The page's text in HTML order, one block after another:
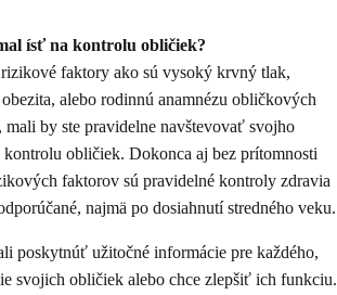
ísť na kontrolu obličiek?
faktory ako sú vysoký krvný tlak,
obezita, alebo rodinnú anamnézu obličkových
mali by ste pravidelne navštevovať svojho
kontrolu obličiek. Dokonca aj bez prítomnosti
faktorov sú pravidelné kontroly zdravia
najmä po dosiahnutí stredného veku.
poskytnúť užitočné informácie pre každého,
svojich obličiek alebo chce zlepšiť ich funkciu.